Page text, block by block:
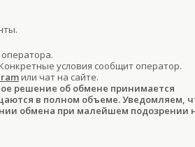
условия сообщит оператор.
или чат на сайте.
решение об обмене принимается
в полном объеме. Уведомляем,
обмена при малейшем подозрении